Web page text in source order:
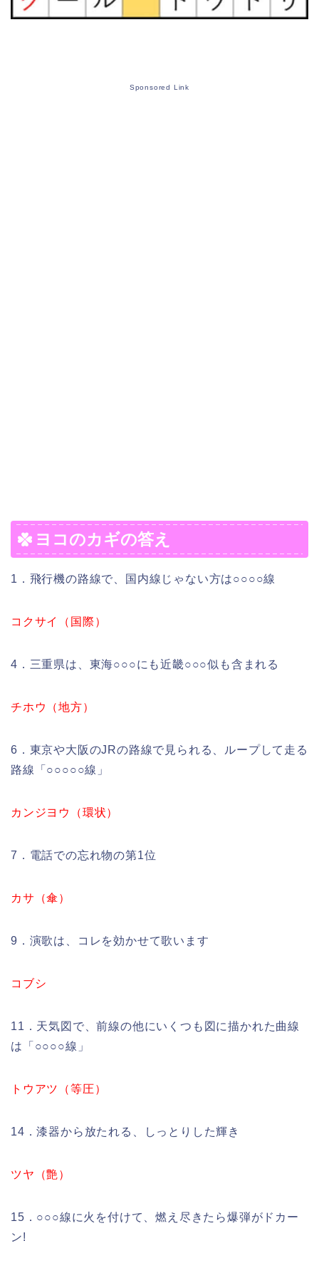
Sponsored Link
ヨコのカギの答え
1．飛行機の路線で、国内線じゃない方は○○○○線
コクサイ（国際）
4．三重県は、東海○○○にも近畿○○○似も含まれる
チホウ（地方）
6．東京や大阪のJRの路線で見られる、ループして走る
路線「○○○○○線」
カンジヨウ（環状）
7．電話での忘れ物の第1位
カサ（傘）
9．演歌は、コレを効かせて歌います
コブシ
11．天気図で、前線の他にいくつも図に描かれた曲線
は「○○○○線」
トウアツ（等圧）
14．漆器から放たれる、しっとりした輝き
ツヤ（艶）
15．○○○線に火を付けて、燃え尽きたら爆弾がドカー
ン!